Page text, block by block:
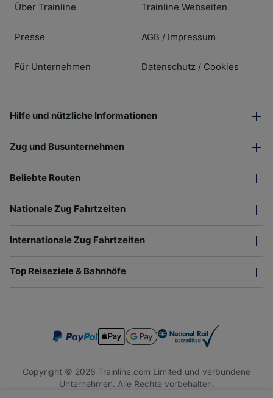
Über Trainline
Presse
Für Unternehmen
Trainline Webseiten
AGB / Impressum
Datenschutz / Cookies
Hilfe und nützliche Informationen
Zug und Busunternehmen
Beliebte Routen
Nationale Zug Fahrtzeiten
Internationale Zug Fahrtzeiten
Top Reiseziele & Bahnhöfe
Copyright © 2026 Trainline.com Limited und verbundene
Unternehmen. Alle Rechte vorbehalten.